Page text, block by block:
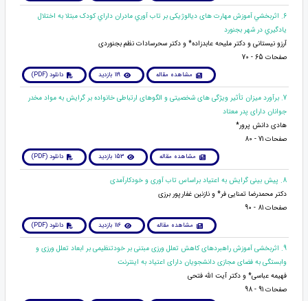
6. اثربخشي آموزش مهارت های دیالوژیکی بر تاب آوري مادران داراي کودک مبتلا به اختلال
يادگيري در شهر بجنورد
آرزو نیستانی و دکتر ملیحه عابدزاده* و دکتر سحرسادات نظم بجنوردی
صفحات 65 - 70
مشاهده مقاله 119 بازدید دانلود (PDF)
7. برآورد میزان تأثیر ویژگی های شخصیتی و الگوهای ارتباطی خانواده بر گرایش به مواد مخدر
جوانان دارای پدر معتاد
هادی دانش پرور*
صفحات 71 - 80
مشاهده مقاله 153 بازدید دانلود (PDF)
8. پیش بینی گرایش به اعتیاد براساس تاب آوری و خودکارآمدی
دکتر محمدرضا تمنایی فر* و نازنین غفارپور برزی
صفحات 81 - 90
مشاهده مقاله 116 بازدید دانلود (PDF)
9. اثربخشی آموزش راهبردهای کاهش تعلل ورزی مبتنی بر خودتنظیمی بر ابعاد تعلل ورزی و
وابستگی به فضای مجازی دانشجویان دارای اعتیاد به اینترنت
فهیمه عباسی* و دکتر آیت الله فتحی
صفحات 91 - 98